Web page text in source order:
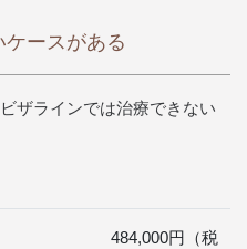
ースがある
ザラインでは治療できない
484,000円（税